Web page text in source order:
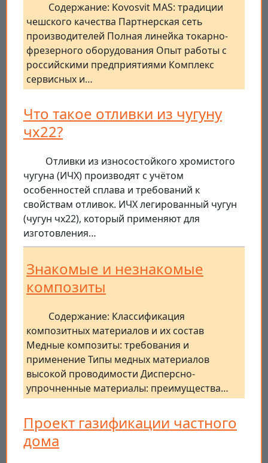
Содержание: Kovosvit MAS: традиции
чешского качества Партнерская сеть
производителей Полная линейка токарно-
фрезерного оборудования Опыт работы с
российскими предприятиями Комплекс
сервисных и…
Что такое отливки из чугуну
чх22?
Отливки из износостойкого хромистого
чугуна (ИЧХ) производят с учётом
особенностей сплава и требований к
свойствам отливок. ИЧХ легированный чугун
(чугун чх22), который применяют для
изготовления…
Знакомые и незнакомые
композиты
Содержание: Классификация
композитных материалов и их состав
Медные композиты: требования и
применение Типы медных материалов
высокой проводимости Дисперсно-
упрочненные материалы: преимущества…
Проект газификации частного
дома